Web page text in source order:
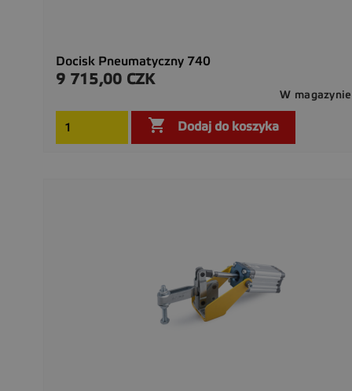
Docisk Pneumatyczny 740
Cena
9 715,00 CZK
W magazynie
 Dodaj do koszyka